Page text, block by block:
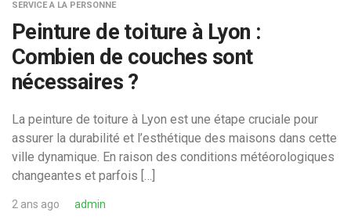
SERVICE A LA PERSONNE
Peinture de toiture à Lyon :
Combien de couches sont
nécessaires ?
La peinture de toiture à Lyon est une étape cruciale pour
assurer la durabilité et l’esthétique des maisons dans cette
ville dynamique. En raison des conditions météorologiques
changeantes et parfois […]
2 ans ago admin